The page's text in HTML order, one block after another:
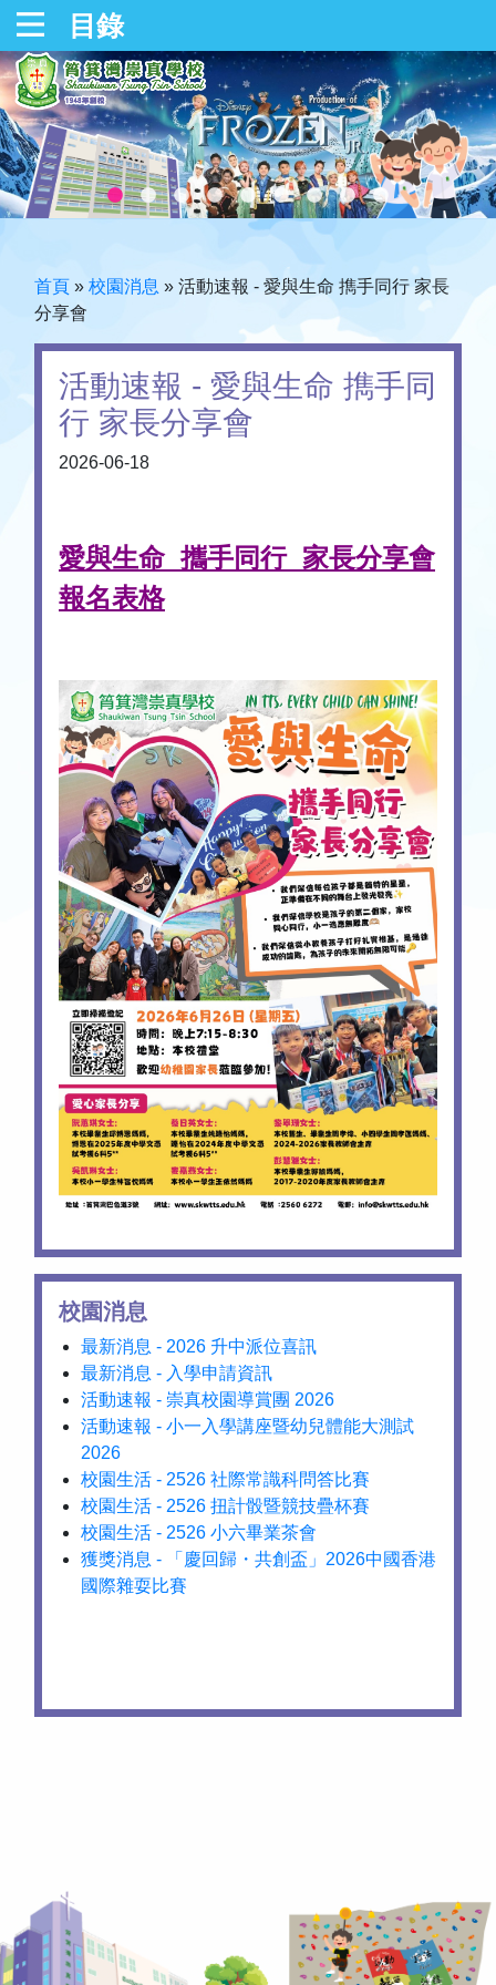
目錄
首頁 » 校園消息 » 活動速報 - 愛與生命 擕手同行 家長
分享會
活動速報 - 愛與生命 擕手同
行 家長分享會
2026-06-18
愛與生命 攜手同行 家長分享會
報名表格
校園消息
最新消息 - 2026 升中派位喜訊
最新消息 - 入學申請資訊
活動速報 - 崇真校園導賞團 2026
活動速報 - 小一入學講座暨幼兒體能大測試
2026
校園生活 - 2526 社際常識科問答比賽
校園生活 - 2526 扭計骰暨競技疊杯賽
校園生活 - 2526 小六畢業茶會
獲獎消息 - 「慶回歸・共創盃」2026中國香港
國際雜耍比賽